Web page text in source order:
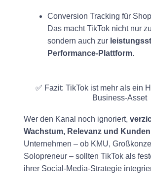
Conversion Tracking für
Das macht TikTok nicht nur
sondern auch zur
Performance-Plattform.
✅ Fazit: TikTok ist mehr als ein
Business-Asset
Wer den Kanal noch ignoriert,
Wachstum, Relevanz und
Unternehmen – ob KMU,
Solopreneur – sollten TikTok als
ihrer Social-Media-Strategie